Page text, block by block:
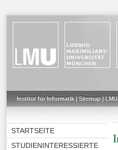
Institut für Informatik| Sitemap|
STARTSEITE
STUDIENINTERESSIERTE